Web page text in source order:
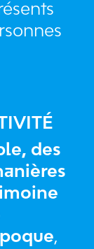
des
,